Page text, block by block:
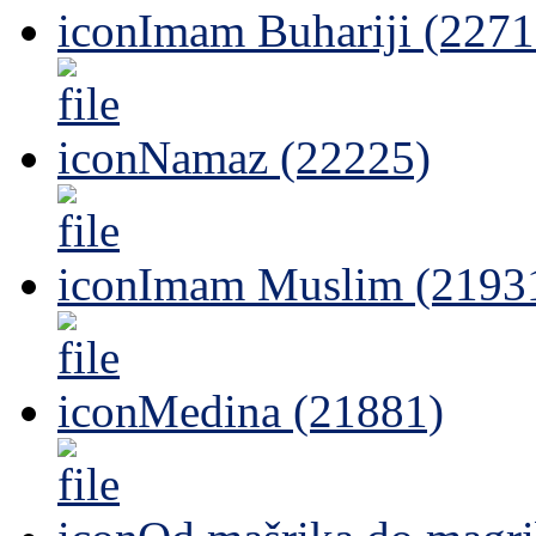
Imam Buhariji
Namaz (22225)
Imam Muslim
Medina (21881)